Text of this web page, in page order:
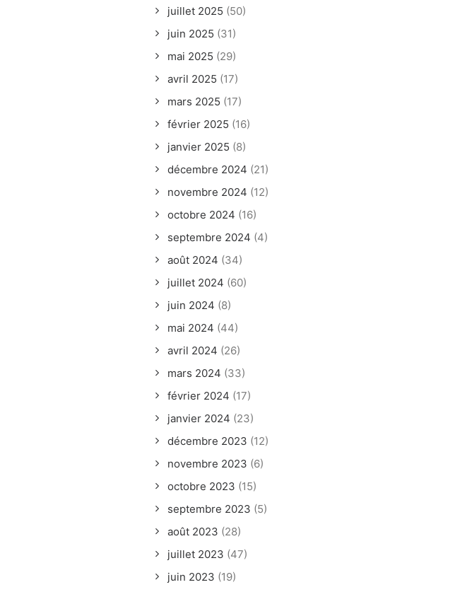
juillet 2025 (50)
juin 2025 (31)
mai 2025 (29)
avril 2025 (17)
mars 2025 (17)
février 2025 (16)
janvier 2025 (8)
décembre 2024 (21)
novembre 2024 (12)
octobre 2024 (16)
septembre 2024 (4)
août 2024 (34)
juillet 2024 (60)
juin 2024 (8)
mai 2024 (44)
avril 2024 (26)
mars 2024 (33)
février 2024 (17)
janvier 2024 (23)
décembre 2023 (12)
novembre 2023 (6)
octobre 2023 (15)
septembre 2023 (5)
août 2023 (28)
juillet 2023 (47)
juin 2023 (19)